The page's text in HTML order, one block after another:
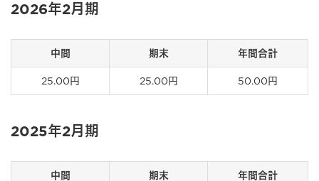
2026年2月期
中間 期末 年間合計
25.00円 25.00円 50.00円
2025年2月期
中間 期末 年間合計